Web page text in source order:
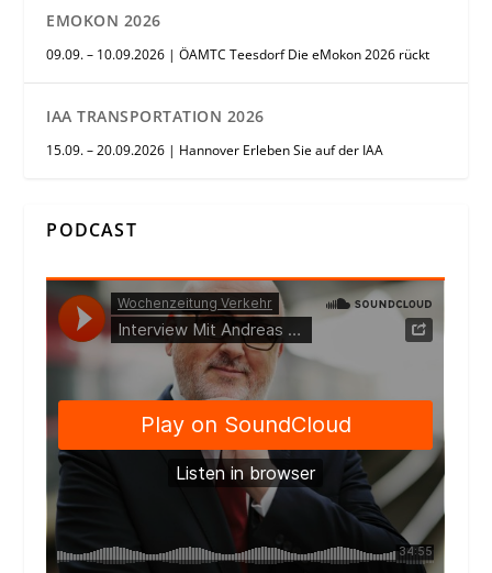
EMOKON 2026
09.09. – 10.09.2026 | ÖAMTC Teesdorf Die eMokon 2026 rückt
IAA TRANSPORTATION 2026
15.09. – 20.09.2026 | Hannover Erleben Sie auf der IAA
PODCAST